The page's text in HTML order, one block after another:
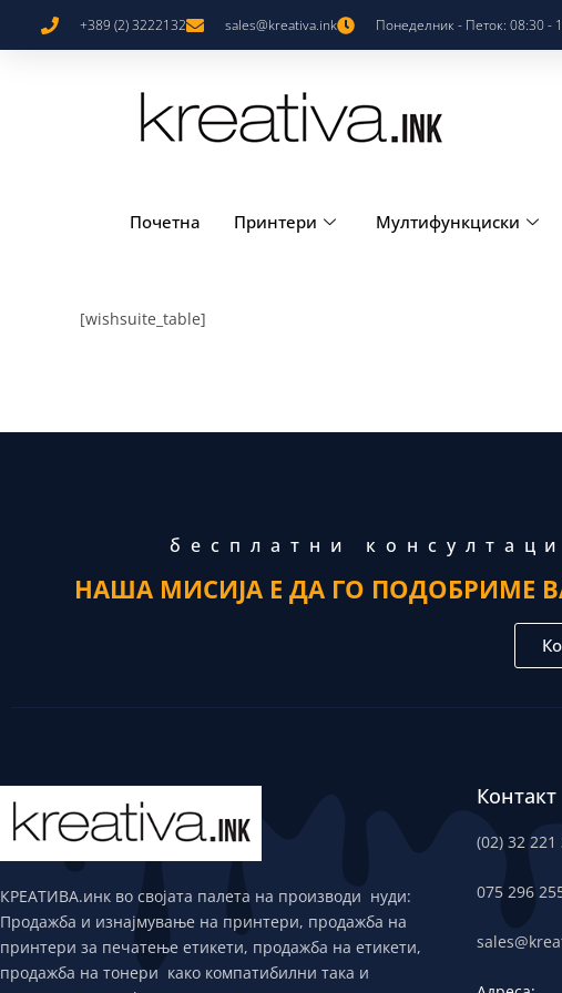
+389 (2) 3222132 sales@kreativa.ink Понеделник - Петок: 08:30 -
Почетна Принтери Мултифункциски
[wishsuite_table]
бесплатни
НАША МИСИЈА Е ДА ГО ПОДОБРИМЕ
КРЕАТИВА.инк во својата палета на производи нуди:
Продажба и изнајмување на принтери, продажба на
принтери за печатење етикети, продажба на етикети,
продажба на тонери како компатибилни така и
Контакт
(02) 32 221
075 296